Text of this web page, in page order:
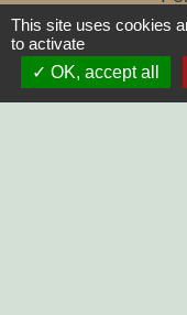
This site uses cookies
to activate
OK, accept all